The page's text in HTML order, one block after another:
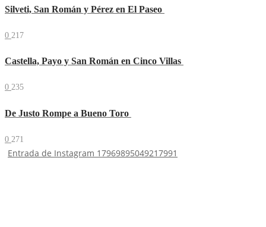
Silveti, San Román y Pérez en El Paseo
0 217
Castella, Payo y San Román en Cinco Villas
0 235
De Justo Rompe a Bueno Toro
0 271
Entrada de Instagram 17969895049217991